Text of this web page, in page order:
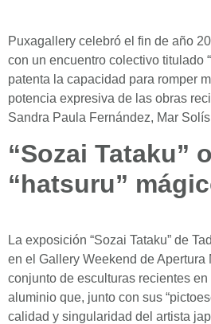
Puxagallery celebró el fin de año
con un encuentro colectivo titulado
patenta la capacidad para romper
potencia expresiva de las obras
Sandra Paula Fernández, Mar
“Sozai Tataku”
“hatsuru”
La exposición “Sozai Tataku” de
en el Gallery Weekend de Apertura
conjunto de esculturas recientes
aluminio que, junto con sus
calidad y singularidad del artista